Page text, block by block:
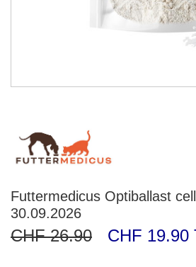
Futtermedicus Optiballast
30.09.2026
CHF 26.90 CHF 19.90